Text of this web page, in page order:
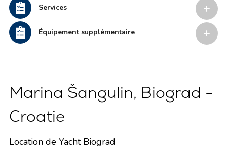
Services
Équipement supplémentaire
Marina Šangulin, Biograd -
Croatie
Location de Yacht Biograd